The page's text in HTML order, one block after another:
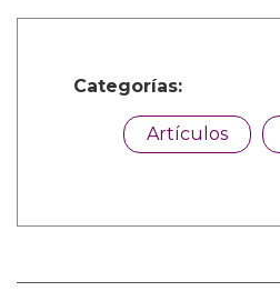
Categorías:
Artículos